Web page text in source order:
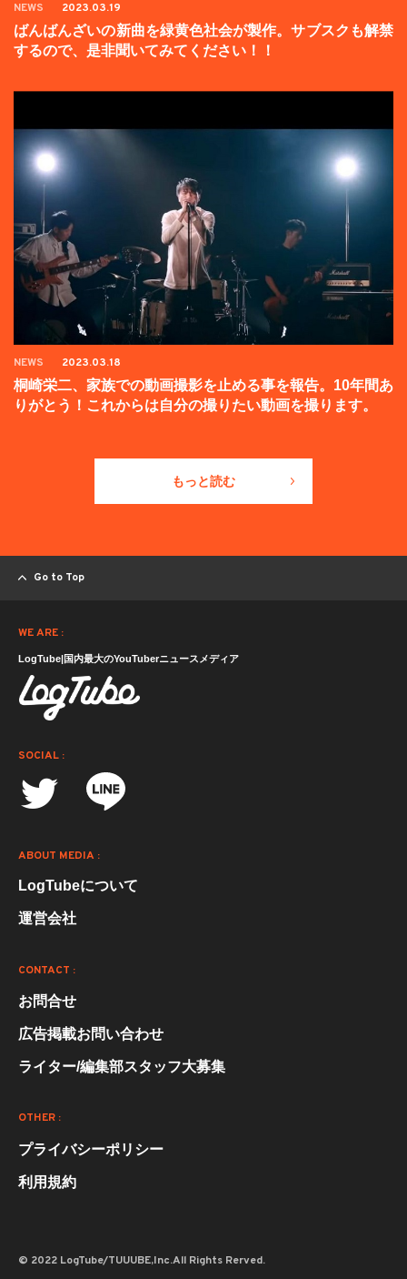
NEWS 2023.03.19
ばんばんざいの新曲を緑黄色社会が製作。サブスクも解禁
するので、是非聞いてみてください！！
NEWS 2023.03.18
桐崎栄二、家族での動画撮影を止める事を報告。10年間あ
りがとう！これからは自分の撮りたい動画を撮ります。
もっと読む
Go to Top
WE ARE :
LogTube|国内最大のYouTuberニュースメディア
SOCIAL :
ABOUT MEDIA :
LogTubeについて
運営会社
CONTACT :
お問合せ
広告掲載お問い合わせ
ライター/編集部スタッフ大募集
OTHER :
プライバシーポリシー
利用規約
© 2022 LogTube/TUUUBE,Inc.All Rights Rerved.